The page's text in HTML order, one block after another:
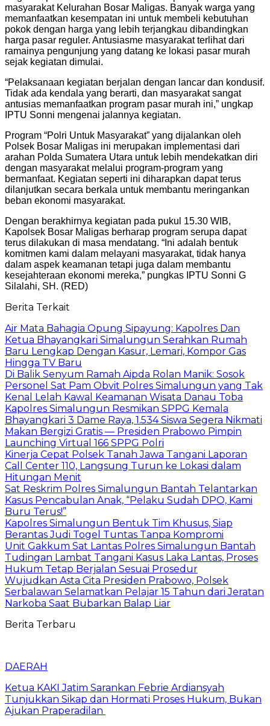
masyarakat Kelurahan Bosar Maligas. Banyak warga yang
memanfaatkan kesempatan ini untuk membeli kebutuhan
pokok dengan harga yang lebih terjangkau dibandingkan
harga pasar reguler. Antusiasme masyarakat terlihat dari
ramainya pengunjung yang datang ke lokasi pasar murah
sejak kegiatan dimulai.
“Pelaksanaan kegiatan berjalan dengan lancar dan kondusif.
Tidak ada kendala yang berarti, dan masyarakat sangat
antusias memanfaatkan program pasar murah ini,” ungkap
IPTU Sonni mengenai jalannya kegiatan.
Program “Polri Untuk Masyarakat” yang dijalankan oleh
Polsek Bosar Maligas ini merupakan implementasi dari
arahan Polda Sumatera Utara untuk lebih mendekatkan diri
dengan masyarakat melalui program-program yang
bermanfaat. Kegiatan seperti ini diharapkan dapat terus
dilanjutkan secara berkala untuk membantu meringankan
beban ekonomi masyarakat.
Dengan berakhirnya kegiatan pada pukul 15.30 WIB,
Kapolsek Bosar Maligas berharap program serupa dapat
terus dilakukan di masa mendatang. “Ini adalah bentuk
komitmen kami dalam melayani masyarakat, tidak hanya
dalam aspek keamanan tetapi juga dalam membantu
kesejahteraan ekonomi mereka,” pungkas IPTU Sonni G
Silalahi, SH. (RED)
Berita Terkait
Air Mata Bahagia Opung Sipayung: Kapolres Dan
Ketua Bhayangkari Simalungun Serahkan Rumah
Baru Lengkap Dengan Kasur, Lemari, Kompor Gas
Hingga TV Baru
Di Balik Senyum Ramah Aipda Rolan Manik: Sosok
Personel Sat Pam Obvit Polres Simalungun yang Tak
Kenal Lelah Kawal Keamanan Wisata Danau Toba
Kapolres Simalungun Resmikan SPPG Kemala
Bhayangkari 3 Dame Raya, 1.534 Siswa Segera Nikmati
Makan Bergizi Gratis — Presiden Prabowo Pimpin
Launching Virtual 166 SPPG Polri
Kinerja Cepat Polsek Tanah Jawa Tangani Laporan
Call Center 110, Langsung Turun ke Lokasi dalam
Hitungan Menit
Sat Reskrim Polres Simalungun Bantah Telantarkan
Kasus Pencabulan Anak, “Pelaku Sudah DPO, Kami
Buru Terus!”
Kapolres Simalungun Bentuk Tim Khusus, Siap
Berantas Judi Togel Tuntas Tanpa Kompromi
Unit Gakkum Sat Lantas Polres Simalungun Bantah
Tudingan Lambat Tangani Kasus Laka Lantas, Proses
Hukum Tetap Berjalan Sesuai Prosedur
Wujudkan Asta Cita Presiden Prabowo, Polsek
Serbalawan Selamatkan Pelajar 15 Tahun dari Jeratan
Narkoba Saat Bubarkan Balap Liar
Berita Terbaru
DAERAH
Ketua KAKI Jatim Sarankan Febrie Ardiansyah
Tunjukkan Sikap dan Hormati Proses Hukum, Bukan
Ajukan Praperadilan